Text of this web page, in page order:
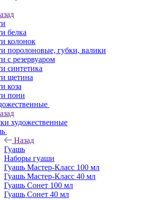
белка
колонок
поролоновые, губки, валики
с резервуаром
синтетика
щетина
коза
пони
художественные
Назад
Гуашь
Наборы гуаши
Гуашь Мастер-Класс 100 мл
Гуашь Мастер-Класс 40 мл
Гуашь Сонет 100 мл
Гуашь Сонет 40 мл